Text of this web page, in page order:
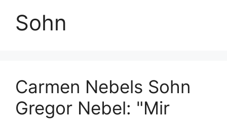
Sohn
Carmen Nebels Sohn
Gregor Nebel: "Mir